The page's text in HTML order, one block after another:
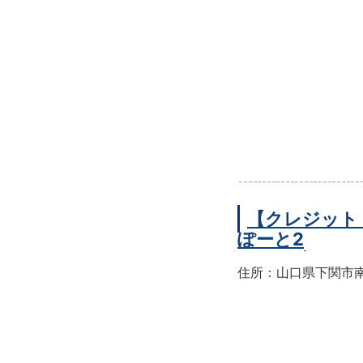
【クレジッ
ぽーと2
住所：山口県下関市